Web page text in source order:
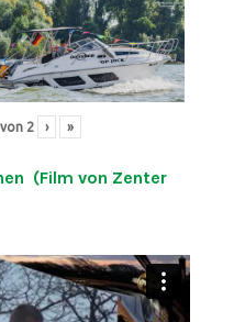
von 2 › »
(Film von Zenter